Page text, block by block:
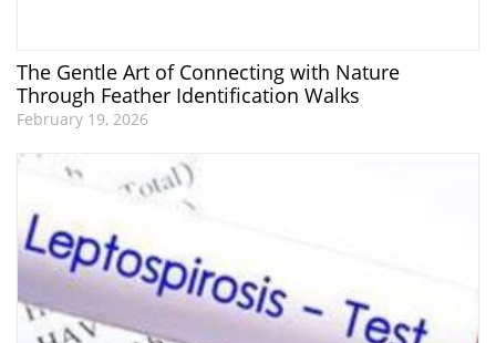
The Gentle Art of Connecting with Nature
Through Feather Identification Walks
February 19, 2026